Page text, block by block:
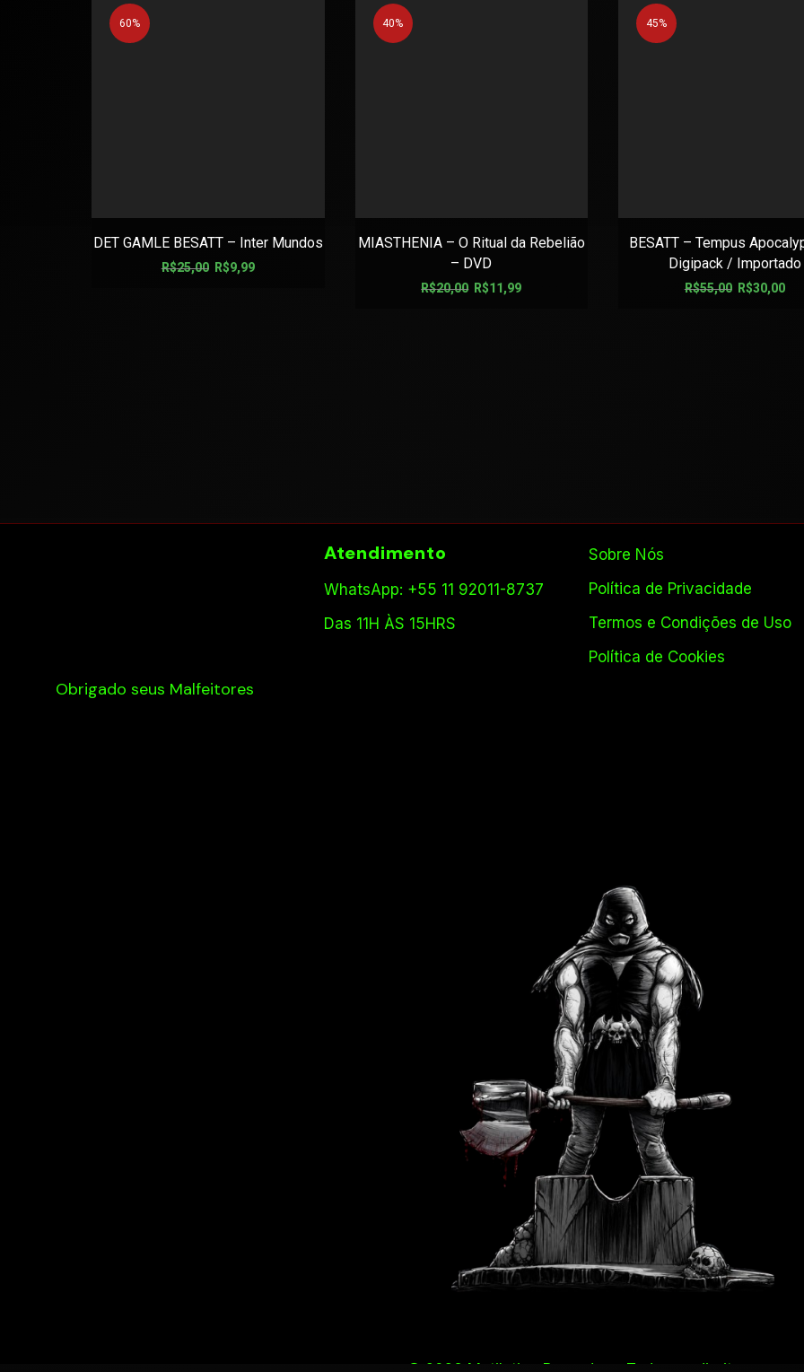
60%
DET GAMLE BESATT – Inter Mundos
R$25,00 R$9,99
40%
MIASTHENIA – O Ritual da Rebelião
– DVD
R$20,00 R$11,99
45%
BESATT – Tempus
Digipack / Importado
R$55,00 R$30,00
Obrigado seus Malfeitores
Atendimento
WhatsApp: +55 11 92011-8737
Das 11H ÀS 15HRS
Sobre Nós
Política de Privacidade
Termos e Condições de Uso
Política de Cookies